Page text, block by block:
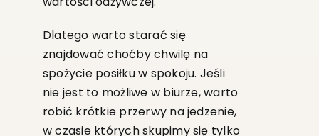
Dlatego warto starać się
znajdować choćby chwilę na
spożycie posiłku w spokoju. Jeśli
nie jest to możliwe w biurze, warto
robić krótkie przerwy na jedzenie,
w czasie których skupimy się tylko